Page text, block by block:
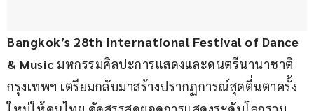
Bangkok’s 28th International Festival of Dance
& Music มหกรรมศิลปะการแสดงและดนตรีนานาชาติ
กรุงเทพฯ เตรียมกลับมาสร้างปรากฏการณ์สุดตื่นตาครั้ง